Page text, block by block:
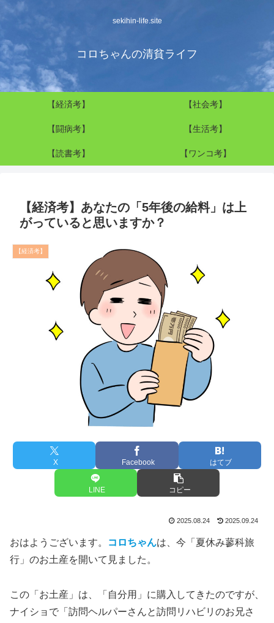
sekihin-life.site
コロちゃんの清貧ライフ
【経済考】 【社会考】
【闘病考】 【生活考】
【読書考】 【ワンコ考】
【経済考】あなたの「5年後の給料」は上
がっていると思いますか？
【経済考】
X Facebook はてブ
LINE コピー
2025.08.24 2025.09.24
おはようございます。 コロちゃんは、今「夏休み蓼科旅
行」のお土産を開いて見ました。
この「お土産」は、「自分用」に購入してきたのですが、
ナイショで「訪問ヘルパーさんと訪問リハビリのお兄さ